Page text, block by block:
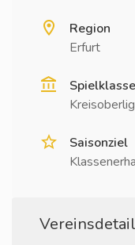
Region
Erfurt
Spielklasse
Saisonziel